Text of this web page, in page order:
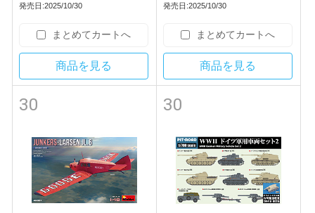
発売日:2025/10/30
まとめてカートへ
商品を見る
発売日:2025/10/30
まとめてカートへ
商品を見る
30 30